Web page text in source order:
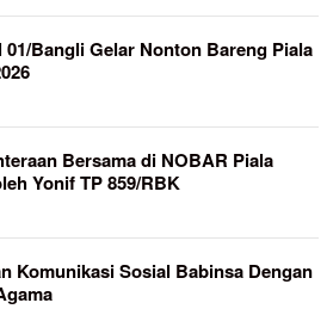
01/Bangli Gelar Nonton Bareng Piala
Bersama di NOBAR Piala
Yonif TP 859/RBK
Komunikasi Sosial Babinsa Dengan